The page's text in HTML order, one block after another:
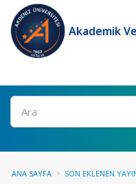
Akademik
Ara
ANA SAYFA SON EKLENEN